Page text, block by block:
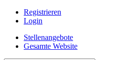
Registrieren
Login
Stellenangebote
Gesamte Website